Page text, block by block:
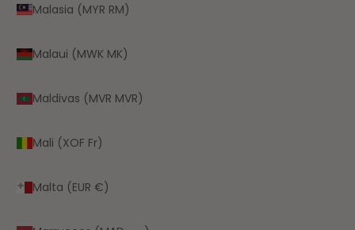
Malasia (MYR RM)
Malaui (MWK MK)
Maldivas (MVR MVR)
Mali (XOF Fr)
Malta (EUR €)